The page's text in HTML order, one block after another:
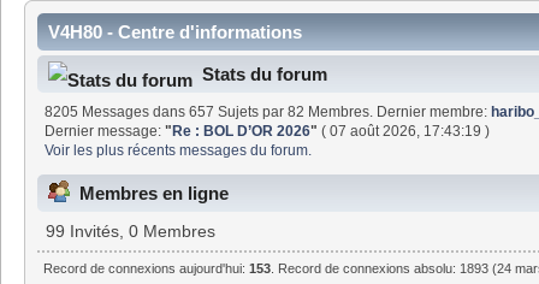
V4H80 - Centre d'informations
Stats du forum
8205 Messages dans 657 Sujets par 82 Membres. Dernier membre:
Dernier message:"Re : BOL D’OR 2026" ( 07 août 2026, 17:43:19 )
Voir les plus récents messages du forum.
Membres en ligne
99 Invités, 0 Membres
Record de connexions aujourd'hui:153 . Record de connexions absolu: 1893 (24